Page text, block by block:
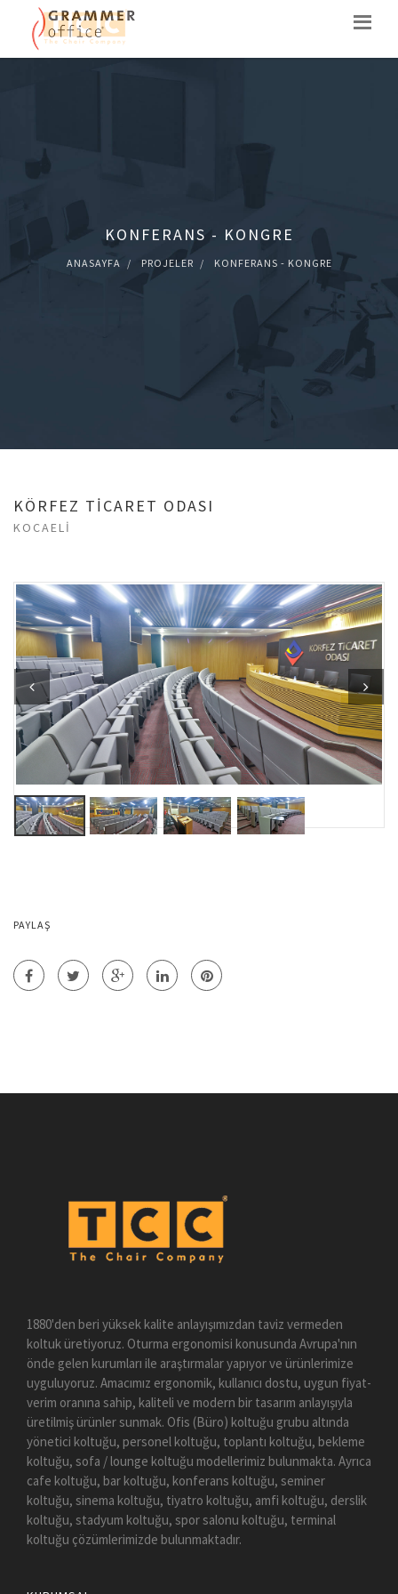
KONFERANS - KONGRE
ANASAYFA PROJELER KONFERANS - KONGRE
KÖRFEZ TİCARET ODASI
KOCAELİ
Previous Next
PAYLAŞ
1880'den beri yüksek kalite anlayışımızdan taviz vermeden
koltuk üretiyoruz. Oturma ergonomisi konusunda Avrupa'nın
önde gelen kurumları ile araştırmalar yapıyor ve ürünlerimize
uyguluyoruz. Amacımız ergonomik, kullanıcı dostu, uygun fiyat-
verim oranına sahip, kaliteli ve modern bir tasarım anlayışıyla
üretilmiş ürünler sunmak. Ofis (Büro) koltuğu grubu altında
yönetici koltuğu, personel koltuğu, toplantı koltuğu, bekleme
koltuğu, sofa / lounge koltuğu modellerimiz bulunmakta. Ayrıca
cafe koltuğu, bar koltuğu, konferans koltuğu, seminer
koltuğu, sinema koltuğu, tiyatro koltuğu, amfi koltuğu, derslik
koltuğu, stadyum koltuğu, spor salonu koltuğu, terminal
koltuğu çözümlerimizde bulunmaktadır.